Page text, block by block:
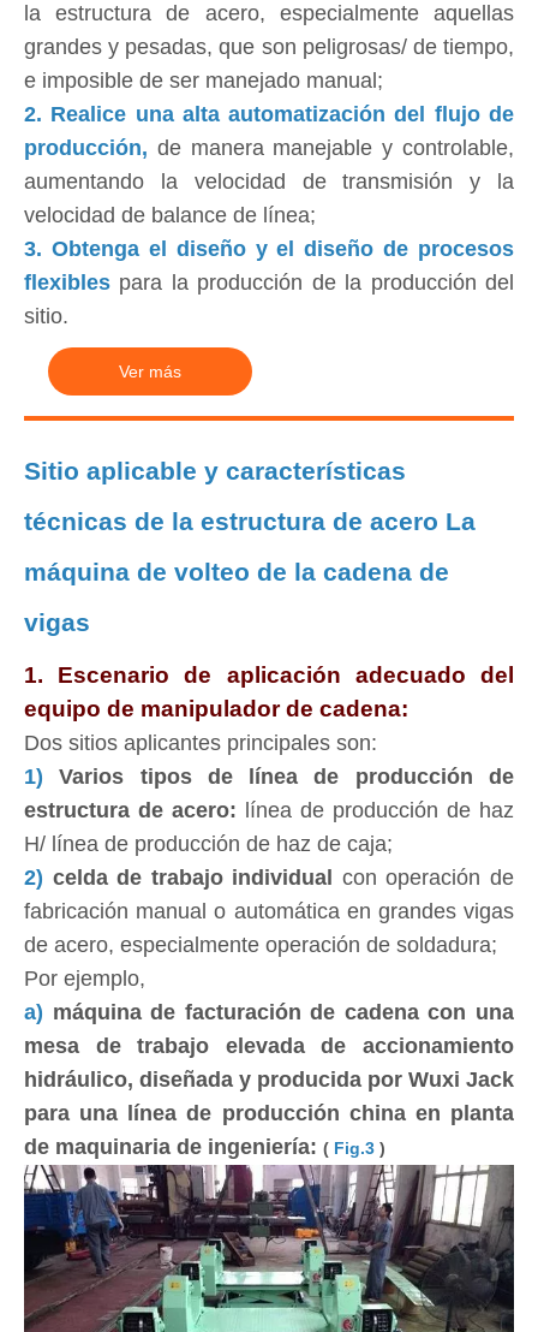
la estructura de acero, especialmente aquellas
grandes y pesadas, que son peligrosas/ de tiempo,
e imposible de ser manejado manual;
2. Realice una alta automatización del flujo de
producción, de manera manejable y controlable,
aumentando la velocidad de transmisión y la
velocidad de balance de línea;
3. Obtenga el diseño y el diseño de procesos
flexibles para la producción de la producción del
sitio.
Ver más
Sitio aplicable y características
técnicas de la estructura de acero La
máquina de volteo de la cadena de
vigas
1. Escenario de aplicación adecuado del
equipo de manipulador de cadena:
Dos sitios aplicantes principales son:
1)Varios tipos de línea de producción de
estructura de acero:
línea de producción de haz
H/ línea de producción de haz de caja;
2) celda de trabajo individual con operación de
fabricación manual o automática en grandes vigas
de acero, especialmente operación de soldadura;
Por ejemplo,
a) máquina de facturación de cadena con una
mesa de trabajo elevada de accionamiento
hidráulico, diseñada y producida por Wuxi Jack
para una línea de producción china en planta
de maquinaria de ingeniería: ( Fig.3 )